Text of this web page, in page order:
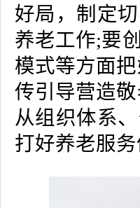
好局，制定
养老工作;要
模式等方面
传引导营造
从组织体系
打好养老服务